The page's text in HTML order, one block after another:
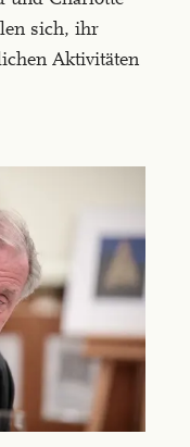
sich, ihr
Aktivitäten